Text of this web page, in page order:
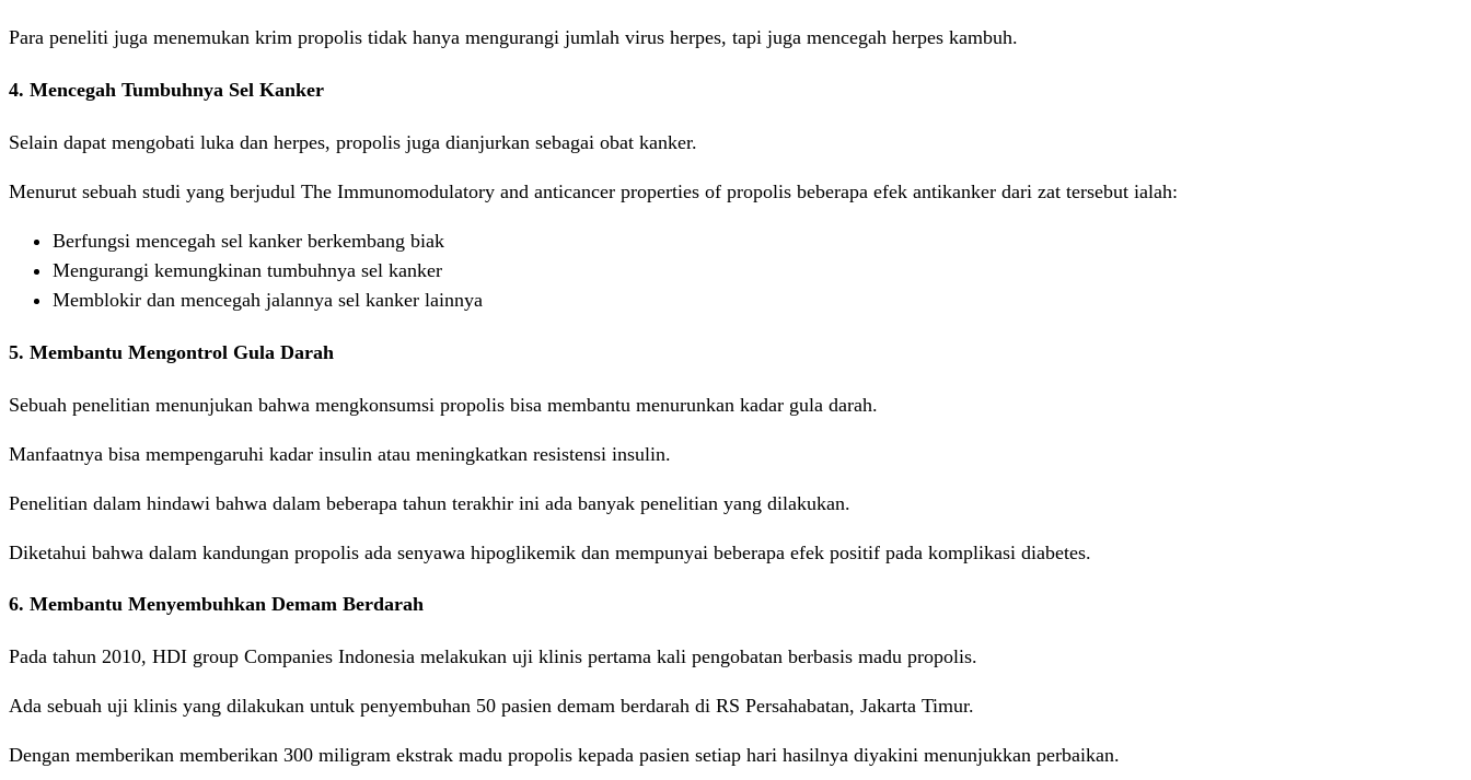
Para peneliti juga menemukan krim propolis tidak hanya mengurangi jumlah virus herpes, tapi juga mencegah herpes kambuh.
4. Mencegah Tumbuhnya Sel Kanker
Selain dapat mengobati luka dan herpes, propolis juga dianjurkan sebagai obat kanker.
Menurut sebuah studi yang berjudul The Immunomodulatory and anticancer properties of propolis beberapa efek antikanker dari zat tersebut ialah:
Berfungsi mencegah sel kanker berkembang biak
Mengurangi kemungkinan tumbuhnya sel kanker
Memblokir dan mencegah jalannya sel kanker lainnya
5. Membantu Mengontrol Gula Darah
Sebuah penelitian menunjukan bahwa mengkonsumsi propolis bisa membantu menurunkan kadar gula darah.
Manfaatnya bisa mempengaruhi kadar insulin atau meningkatkan resistensi insulin.
Penelitian dalam hindawi bahwa dalam beberapa tahun terakhir ini ada banyak penelitian yang dilakukan.
Diketahui bahwa dalam kandungan propolis ada senyawa hipoglikemik dan mempunyai beberapa efek positif pada komplikasi diabetes.
6. Membantu Menyembuhkan Demam Berdarah
Pada tahun 2010, HDI group Companies Indonesia melakukan uji klinis pertama kali pengobatan berbasis madu propolis.
Ada sebuah uji klinis yang dilakukan untuk penyembuhan 50 pasien demam berdarah di RS Persahabatan, Jakarta Timur.
Dengan memberikan memberikan 300 miligram ekstrak madu propolis kepada pasien setiap hari hasilnya diyakini menunjukkan perbaikan.